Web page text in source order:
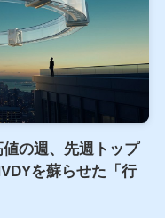
値の週、先週トップ
を蘇らせた「行